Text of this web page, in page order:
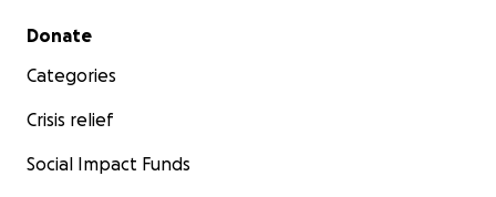
Secondary menu
Donate
Categories
Crisis relief
Social Impact Funds